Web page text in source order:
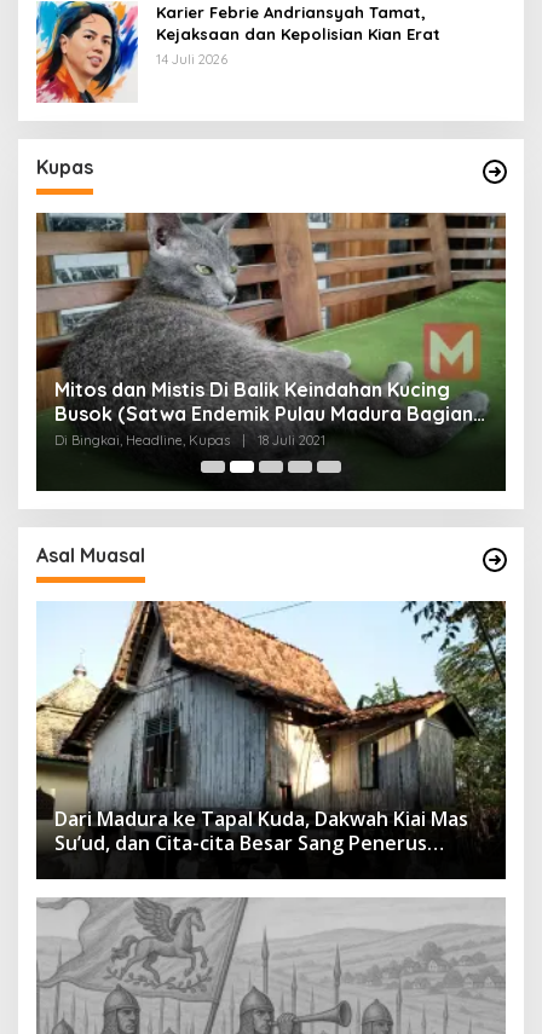
Karier Febrie Andriansyah Tamat,
Kejaksaan dan Kepolisian Kian Erat
14 Juli 2026
Kupas
Mitos dan Mistis Di Balik Keindahan Kucing
Busok (Satwa Endemik Pulau Madura Bagian
I)
Di Bingkai, Headline, Kupas 18 Juli 2021
Asal Muasal
Dari Madura ke Tapal Kuda, Dakwah Kiai Mas
Su’ud, dan Cita-cita Besar Sang Penerus